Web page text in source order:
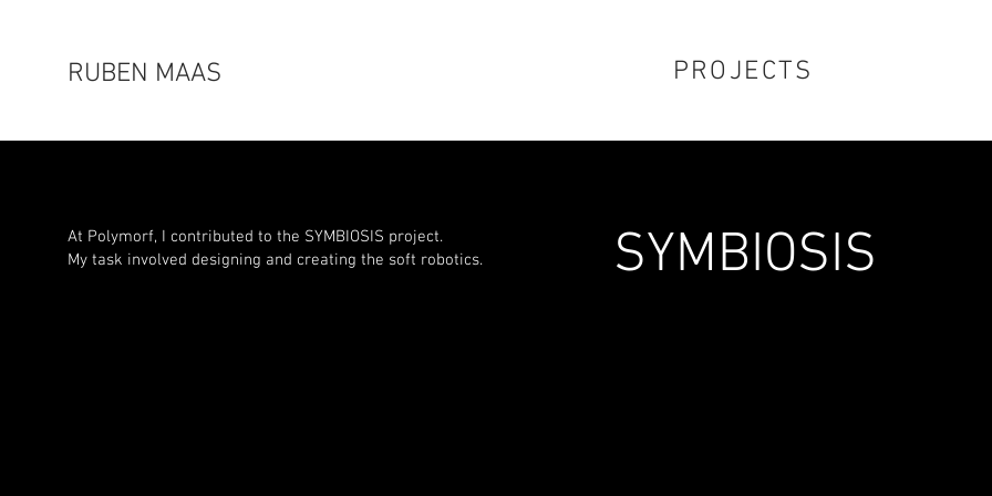
RUBEN MAAS PROJECTS
At Polymorf, I contributed to the SYMBIOSIS project.
My task involved designing and creating the soft robotics.
SYMBIOSIS